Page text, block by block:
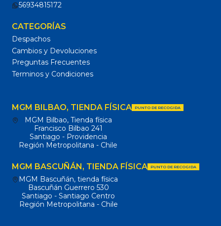
56934815172
CATEGORÍAS
Despachos
Cambios y Devoluciones
Preguntas Frecuentes
Terminos y Condiciones
MGM BILBAO, TIENDA FÍSICA PUNTO DE RECOGIDA
MGM Bilbao, Tienda física
Francisco Bilbao 241
Santiago - Providencia
Región Metropolitana - Chile
MGM BASCUÑÁN, TIENDA FÍSICA PUNTO DE RECOGIDA
MGM Bascuñán, tienda física
Bascuñán Guerrero 530
Santiago - Santiago Centro
Región Metropolitana - Chile